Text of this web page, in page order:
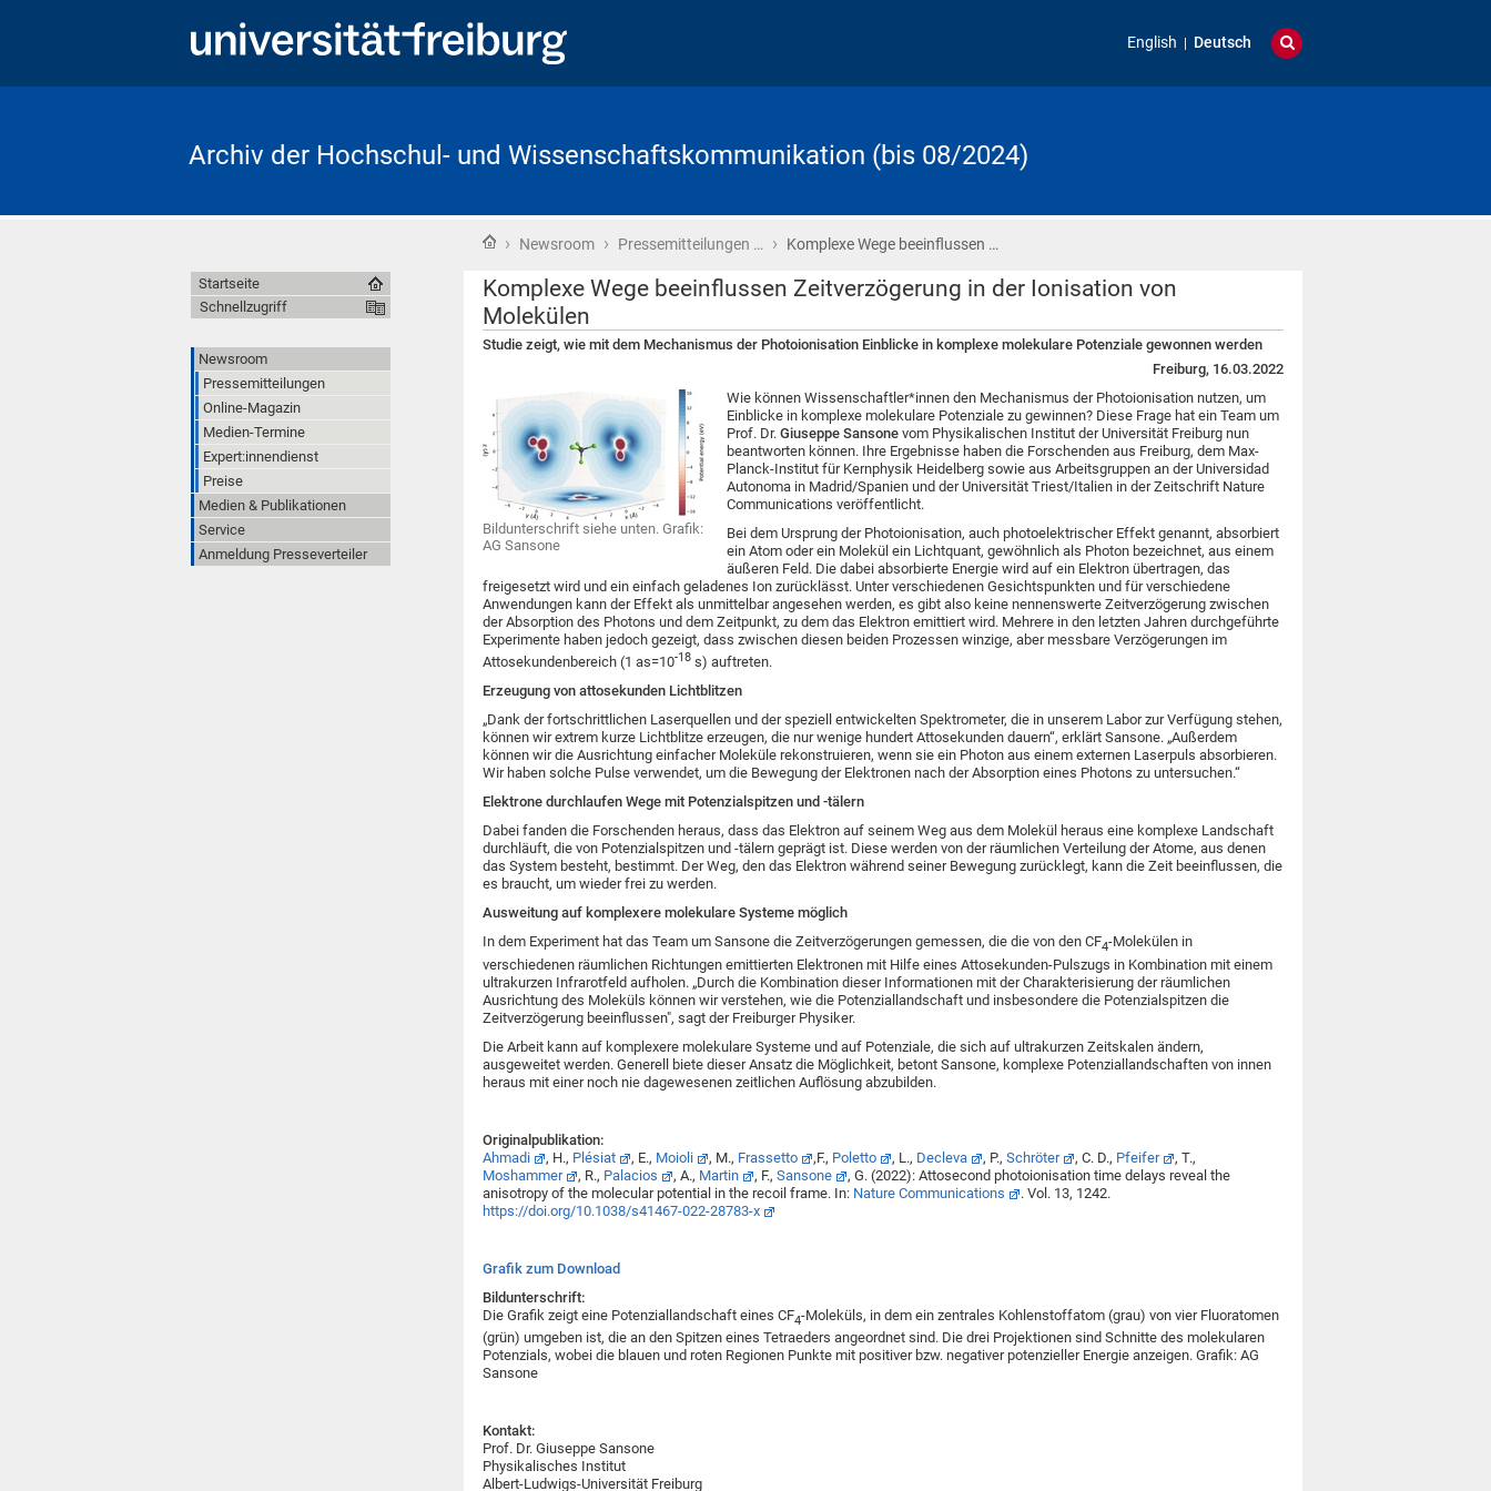
English Deutsch
Archiv der Hochschul- und Wissenschaftskommunikation (bis 08/2024)
Startseite
› Newsroom › Pressemitteilungen … › Komplexe Wege beeinflussen …
Komplexe Wege beeinflussen Zeitverzögerung in der Ionisation von
Molekülen
Studie zeigt, wie mit dem Mechanismus der Photoionisation Einblicke in komplexe molekulare Potenziale gewonnen werden
Freiburg, 16.03.2022
Bildunterschrift siehe unten. Grafik:
AG Sansone
Wie können Wissenschaftler*innen den Mechanismus der Photoionisation nutzen, um
Einblicke in komplexe molekulare Potenziale zu gewinnen? Diese Frage hat ein Team um
Prof. Dr. Giuseppe Sansone vom Physikalischen Institut der Universität Freiburg nun
beantworten können. Ihre Ergebnisse haben die Forschenden aus Freiburg, dem Max-
Planck-Institut für Kernphysik Heidelberg sowie aus Arbeitsgruppen an der Universidad
Autonoma in Madrid/Spanien und der Universität Triest/Italien in der Zeitschrift Nature
Communications veröffentlicht.
Bei dem Ursprung der Photoionisation, auch photoelektrischer Effekt genannt, absorbiert
ein Atom oder ein Molekül ein Lichtquant, gewöhnlich als Photon bezeichnet, aus einem
äußeren Feld. Die dabei absorbierte Energie wird auf ein Elektron übertragen, das
freigesetzt wird und ein einfach geladenes Ion zurücklässt. Unter verschiedenen Gesichtspunkten und für verschiedene
Anwendungen kann der Effekt als unmittelbar angesehen werden, es gibt also keine nennenswerte Zeitverzögerung zwischen
der Absorption des Photons und dem Zeitpunkt, zu dem das Elektron emittiert wird. Mehrere in den letzten Jahren durchgeführte
Experimente haben jedoch gezeigt, dass zwischen diesen beiden Prozessen winzige, aber messbare Verzögerungen im
Attosekundenbereich (1 as=10-18 s) auftreten.
Erzeugung von attosekunden Lichtblitzen
„Dank der fortschrittlichen Laserquellen und der speziell entwickelten Spektrometer, die in unserem Labor zur Verfügung stehen,
können wir extrem kurze Lichtblitze erzeugen, die nur wenige hundert Attosekunden dauern“, erklärt Sansone. „Außerdem
können wir die Ausrichtung einfacher Moleküle rekonstruieren, wenn sie ein Photon aus einem externen Laserpuls absorbieren.
Wir haben solche Pulse verwendet, um die Bewegung der Elektronen nach der Absorption eines Photons zu untersuchen.“
Elektrone durchlaufen Wege mit Potenzialspitzen und -tälern
Dabei fanden die Forschenden heraus, dass das Elektron auf seinem Weg aus dem Molekül heraus eine komplexe Landschaft
durchläuft, die von Potenzialspitzen und -tälern geprägt ist. Diese werden von der räumlichen Verteilung der Atome, aus denen
das System besteht, bestimmt. Der Weg, den das Elektron während seiner Bewegung zurücklegt, kann die Zeit beeinflussen, die
es braucht, um wieder frei zu werden.
Ausweitung auf komplexere molekulare Systeme möglich
In dem Experiment hat das Team um Sansone die Zeitverzögerungen gemessen, die die von den CF4-Molekülen in
verschiedenen räumlichen Richtungen emittierten Elektronen mit Hilfe eines Attosekunden-Pulszugs in Kombination mit einem
ultrakurzen Infrarotfeld aufholen. „Durch die Kombination dieser Informationen mit der Charakterisierung der räumlichen
Ausrichtung des Moleküls können wir verstehen, wie die Potenziallandschaft und insbesondere die Potenzialspitzen die
Zeitverzögerung beeinflussen", sagt der Freiburger Physiker.
Die Arbeit kann auf komplexere molekulare Systeme und auf Potenziale, die sich auf ultrakurzen Zeitskalen ändern,
ausgeweitet werden. Generell biete dieser Ansatz die Möglichkeit, betont Sansone, komplexe Potenziallandschaften von innen
heraus mit einer noch nie dagewesenen zeitlichen Auflösung abzubilden.
Originalpublikation:
Ahmadi
, H., Plésiat , E., Moioli , M., Frassetto ,F., Poletto , L., Decleva , P., Schröter , C. D., Pfeifer
, T.,
Moshammer
, R., Palacios , A., Martin , F., Sansone
, G. (2022): Attosecond photoionisation time delays reveal the
anisotropy of the molecular potential in the recoil frame. In: Nature Communications
. Vol. 13, 1242.
https://doi.org/10.1038/s41467-022-28783-x
Grafik zum Download
Bildunterschrift:
Die Grafik zeigt eine Potenziallandschaft eines CF4-Moleküls, in dem ein zentrales Kohlenstoffatom (grau) von vier Fluoratomen
(grün) umgeben ist, die an den Spitzen eines Tetraeders angeordnet sind. Die drei Projektionen sind Schnitte des molekularen
Potenzials, wobei die blauen und roten Regionen Punkte mit positiver bzw. negativer potenzieller Energie anzeigen. Grafik: AG
Sansone
Kontakt:
Prof. Dr. Giuseppe Sansone
Physikalisches Institut
Albert-Ludwigs-Universität Freiburg
Startseite
Schnellzugriff
Newsroom
Pressemitteilungen
Online-Magazin
Medien-Termine
Expert:innendienst
Preise
Medien & Publikationen
Service
Anmeldung Presseverteiler